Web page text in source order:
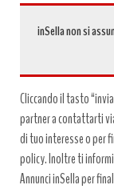
inSella non si
Cliccando il tasto
partner a contattarti
di tuo interesse o per
policy. Inoltre ti
Annunci inSella per